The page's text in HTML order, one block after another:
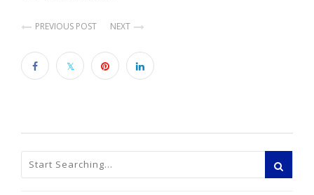
PREVIOUS POST NEXT